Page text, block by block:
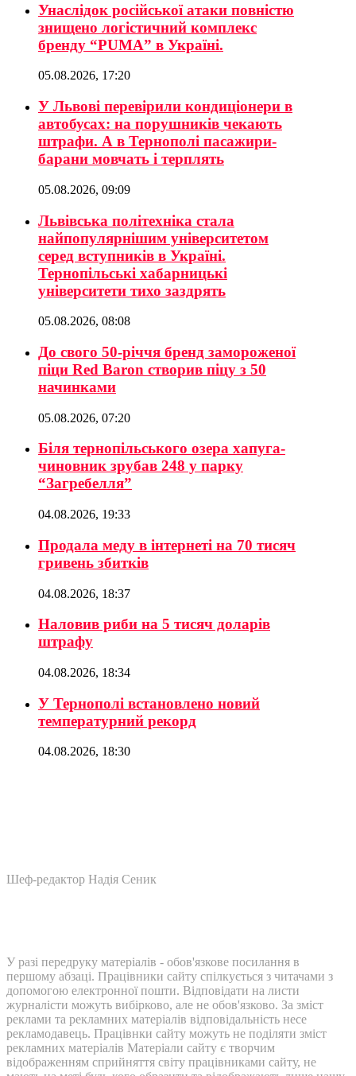
Унаслідок російської атаки повністю
знищено логістичний комплекс
бренду “PUMA” в Україні.
05.08.2026, 17:20
У Львові перевірили кондиціонери в
автобусах: на порушників чекають
штрафи. А в Тернополі пасажири-
барани мовчать і терплять
05.08.2026, 09:09
Львівська політехніка стала
найпопулярнішим університетом
серед вступників в Україні.
Тернопільські хабарницькі
університети тихо заздрять
05.08.2026, 08:08
До свого 50-річчя бренд замороженої
піци Red Baron створив піцу з 50
начинками
05.08.2026, 07:20
Біля тернопільського озера хапуга-
чиновник зрубав 248 у парку
“Загребелля”
04.08.2026, 19:33
Продала меду в інтернеті на 70 тисяч
гривень збитків
04.08.2026, 18:37
Наловив риби на 5 тисяч доларів
штрафу
04.08.2026, 18:34
У Тернополі встановлено новий
температурний рекорд
04.08.2026, 18:30
Шеф-редактор Надія Сеник
У разі передруку матеріалів - обов'язкове посилання в
першому абзаці. Працівники сайту спілкується з читачами з
допомогою електронної пошти. Відповідати на листи
журналісти можуть вибірково, але не обов'язково. За зміст
реклами та рекламних матеріалів відповідальність несе
рекламодавець. Працівнки сайту можуть не поділяти зміст
рекламних матеріалів Матеріали сайту є творчим
відображенням сприйняття світу працівниками сайту, не